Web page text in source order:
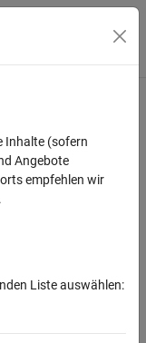
Inhalte (sofern
Angebote
empfehlen wir
.
Liste auswählen: